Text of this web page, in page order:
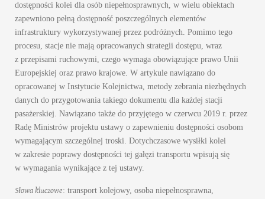
dostępności kolei dla osób niepełnosprawnych, w wielu obiektach
zapewniono pełną dostępność poszczególnych elementów
infrastruktury wykorzystywanej przez podróżnych. Pomimo tego
procesu, stacje nie mają opracowanych strategii dostępu, wraz
z przepisami ruchowymi, czego wymaga obowiązujące prawo Unii
Europejskiej oraz prawo krajowe. W artykule nawiązano do
opracowanej w Instytucie Kolejnictwa, metody zebrania niezbędnych
danych do przygotowania takiego dokumentu dla każdej stacji
pasażerskiej. Nawiązano także do przyjętego w czerwcu 2019 r. przez
Radę Ministrów projektu ustawy o zapewnieniu dostępności osobom
wymagającym szczególnej troski. Dotychczasowe wysiłki kolei
w zakresie poprawy dostępności tej gałęzi transportu wpisują się
w wymagania wynikające z tej ustawy.
Słowa kluczowe: transport kolejowy, osoba niepełnosprawna,